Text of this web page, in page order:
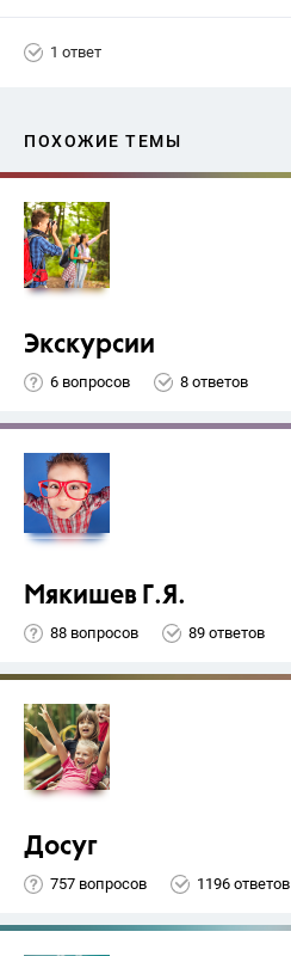
1 ответ
ПОХОЖИЕ ТЕМЫ
Экскурсии
6 вопросов 8 ответов
Мякишев Г.Я.
88 вопросов 89 ответов
Досуг
757 вопросов 1196 ответов